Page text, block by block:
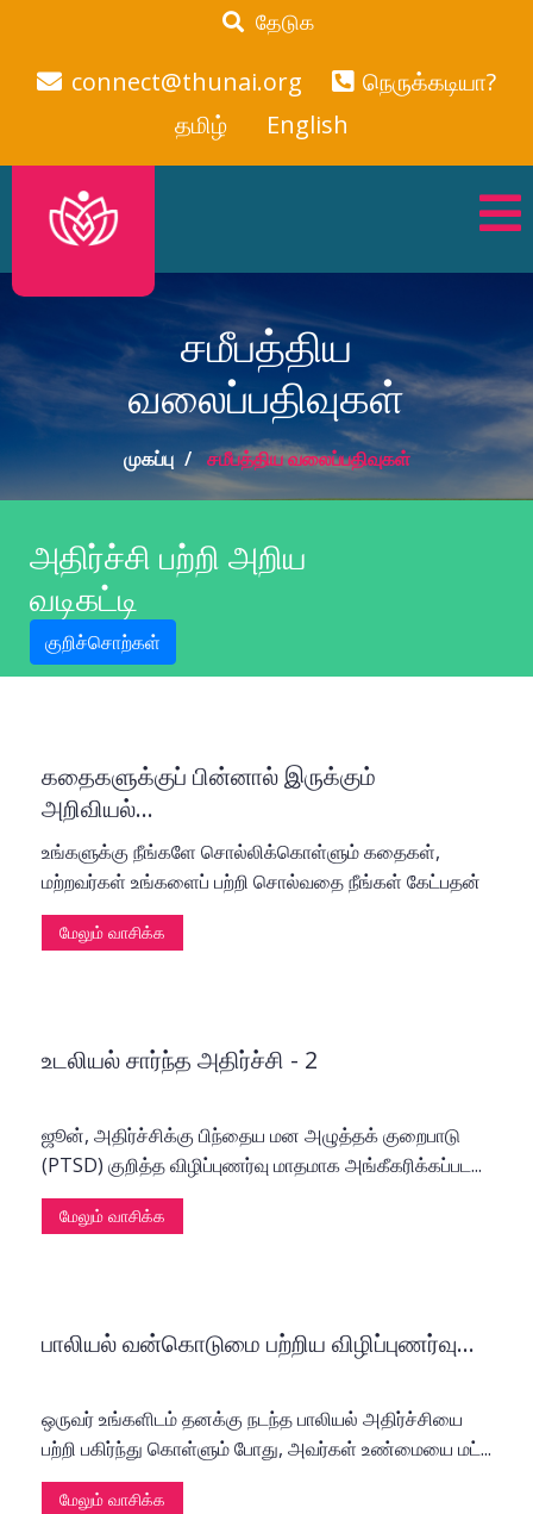
தேடுக
connect@thunai.org
நெருக்கடியா?
தமிழ்
English
சமீபத்திய
வலைப்பதிவுகள்
முகப்பு சமீபத்திய வலைப்பதிவுகள்
அதிர்ச்சி பற்றி அறிய
வடிகட்டி
குறிச்சொற்கள்
கதைகளுக்குப் பின்னால் இருக்கும்
அறிவியல்...
உங்களுக்கு நீங்களே சொல்லிக்கொள்ளும் கதைகள்,
மற்றவர்கள் உங்களைப் பற்றி சொல்வதை நீங்கள் கேட்பதன்
மூலம்...
மேலும் வாசிக்க
உடலியல் சார்ந்த அதிர்ச்சி - 2
ஜூன், அதிர்ச்சிக்கு பிந்தைய மன அழுத்தக் குறைபாடு
(PTSD) குறித்த விழிப்புணர்வு மாதமாக அங்கீகரிக்கப்பட...
மேலும் வாசிக்க
பாலியல் வன்கொடுமை பற்றிய விழிப்புணர்வு...
ஒருவர் உங்களிடம் தனக்கு நடந்த பாலியல் அதிர்ச்சியை
பற்றி பகிர்ந்து கொள்ளும் போது, அவர்கள் உண்மையை மட்...
மேலும் வாசிக்க